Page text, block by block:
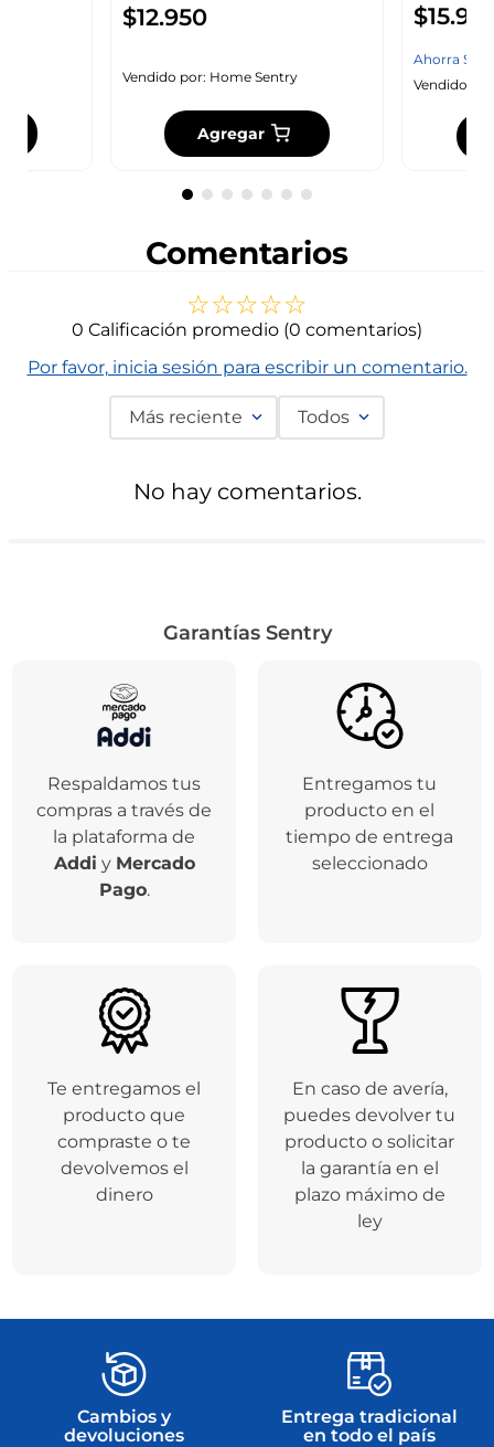
$12.950
Vendido por: Home Sentry
Agregar
$15.
Ahorra$
Vendido
Comentarios
☆☆☆☆☆
0 Calificación promedio (0 comentarios)
Por favor, inicia sesión para escribir un comentario.
Más reciente Todos
No hay comentarios.
Garantías Sentry
Respaldamos tus
compras a través de
la plataforma de
Addi y Mercado
Pago.
Entregamos tu
producto en el
tiempo de entrega
seleccionado
Te entregamos el
producto que
compraste o te
devolvemos el
dinero
En caso de avería,
puedes devolver tu
producto o solicitar
la garantía en el
plazo máximo de
ley
Cambios y
devoluciones
Entrega tradicional
en todo el país